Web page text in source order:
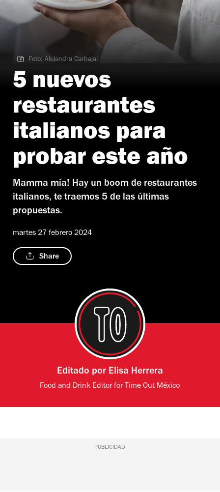
Foto: Alejandra Carbajal
Foto: Alejandra Carbajal
5 nuevos
restaurantes
italianos para
probar este año
Mamma mía! Hay un boom de restaurantes
italianos, te traemos 5 de las últimas
propuestas.
martes 27 febrero 2024
Share
Editado por Elisa Herrera
Food and Drink Editor for Time Out México
PUBLICIDAD